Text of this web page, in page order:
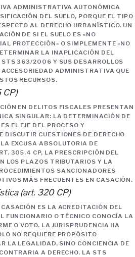
ADMINISTRATIVA AUTONÓMICA
DEL SUELO, PORQUE EL TIPO
AL DERECHO URBANÍSTICO. UN
DE SI EL SUELO ES «NO
PROTECCIÓN» O SIMPLEMENTE «NO
LA INAPLICACIÓN DEL
STS 363/2006 Y SUS DESARROLLOS
ADMINISTRATIVA QUE
RECURSOS.
CP)
EN DELITOS FISCALES PRESENTAN
SINGULAR: LA DETERMINACIÓN DE
EL EJE DEL PROCESO Y
DISCUTIR CUESTIONES DE DERECHO
EXCUSA ABSOLUTORIA DE
305.4 CP, LA PRESCRIPCIÓN DEL
LOS PLAZOS TRIBUTARIOS Y LA
SANCIONADORES
MÁS FRECUENTES EN CASACIÓN.
(art. 320 CP)
ES LA ACREDITACIÓN DEL
FUNCIONARIO O TÉCNICO CONOCÍA LA
O VOTO. LA JURISPRUDENCIA HA
NO REQUIERE PROPÓSITO
LA LEGALIDAD, SINO CONCIENCIA DE
A DERECHO. LA STS